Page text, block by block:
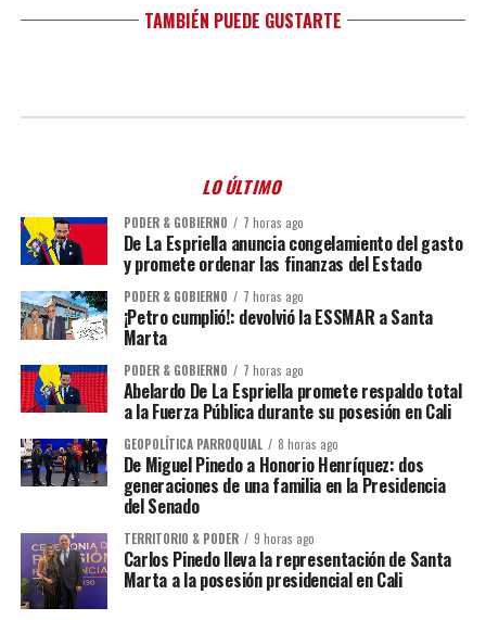
TAMBIÉN PUEDE GUSTARTE
LO ÚLTIMO
PODER & GOBIERNO 7 horas ago
De La Espriella anuncia congelamiento del gasto
y promete ordenar las finanzas del Estado
PODER & GOBIERNO 7 horas ago
¡Petro cumplió!: devolvió la ESSMAR a Santa
Marta
PODER & GOBIERNO 7 horas ago
Abelardo De La Espriella promete respaldo total
a la Fuerza Pública durante su posesión en Cali
GEOPOLÍTICA PARROQUIAL 8 horas ago
De Miguel Pinedo a Honorio Henríquez: dos
generaciones de una familia en la Presidencia
del Senado
TERRITORIO & PODER 9 horas ago
Carlos Pinedo lleva la representación de Santa
Marta a la posesión presidencial en Cali